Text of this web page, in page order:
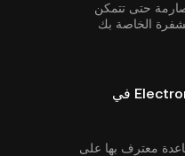
صارمة حتى تتمكن
الخاصة بك
احتفظ للحياة بعملة Electronero ( ETNX ) في
معترف بها على